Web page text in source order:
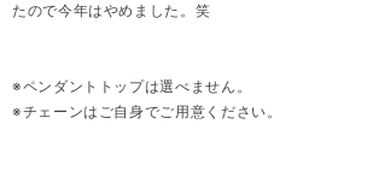
たので今年はやめました。笑
※ペンダントトップは選べません。
※チェーンはご自身でご用意ください。